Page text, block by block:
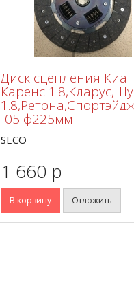
Диск сцепления Киа
Каренс
-05 ф225мм
SECO
1 660 p
В корзину Отложить